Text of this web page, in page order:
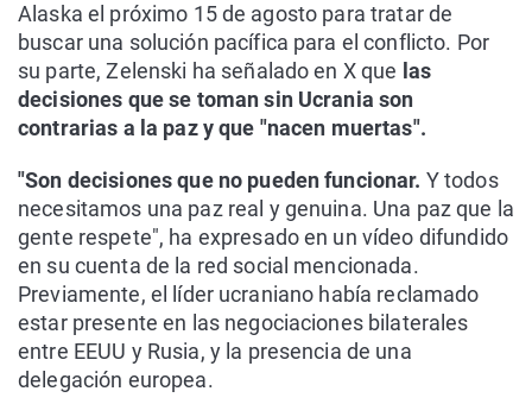
Alaska el próximo 15 de agosto para tratar de
buscar una solución pacífica para el conflicto. Por
su parte, Zelenski ha señalado en X que las
decisiones que se toman sin Ucrania son
contrarias a la paz y que "nacen muertas".
"Son decisiones que no pueden funcionar. Y todos
necesitamos una paz real y genuina. Una paz que la
gente respete", ha expresado en un vídeo difundido
en su cuenta de la red social mencionada.
Previamente, el líder ucraniano había reclamado
estar presente en las negociaciones bilaterales
entre EEUU y Rusia, y la presencia de una
delegación europea.